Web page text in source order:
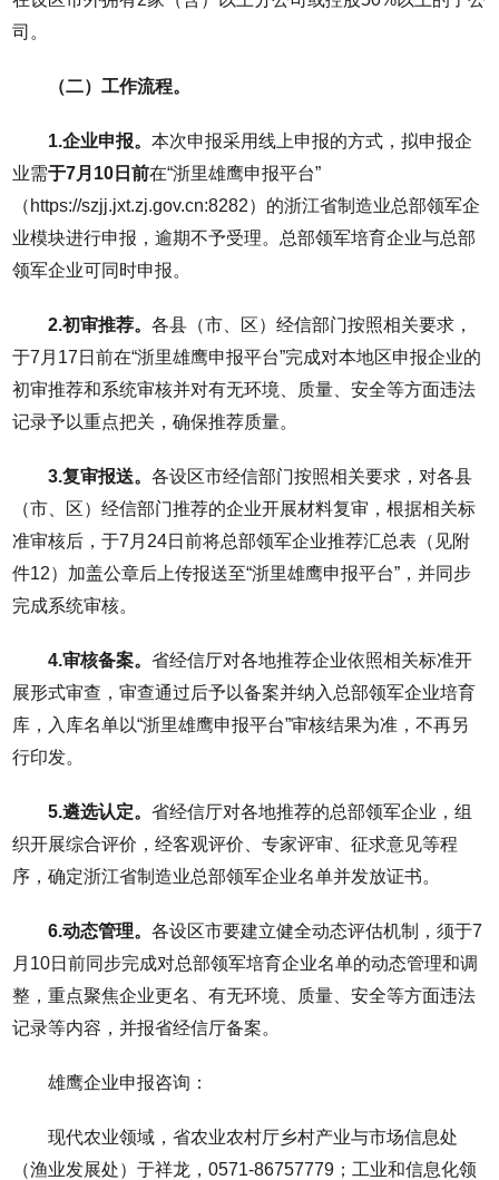
司。
（二）工作流程。
1.企业申报。本次申报采用线上申报的方式，拟申报企
业需于7月10日前在“浙里雄鹰申报平台”
（https://szjj.jxt.zj.gov.cn:8282）的浙江省制造业总部领军企
业模块进行申报，逾期不予受理。总部领军培育企业与总部
领军企业可同时申报。
2.初审推荐。各县（市、区）经信部门按照相关要求，
于7月17日前在“浙里雄鹰申报平台”完成对本地区申报企业的
初审推荐和系统审核并对有无环境、质量、安全等方面违法
记录予以重点把关，确保推荐质量。
3.复审报送。各设区市经信部门按照相关要求，对各县
（市、区）经信部门推荐的企业开展材料复审，根据相关标
准审核后，于7月24日前将总部领军企业推荐汇总表（见附
件12）加盖公章后上传报送至“浙里雄鹰申报平台”，并同步
完成系统审核。
4.审核备案。省经信厅对各地推荐企业依照相关标准开
展形式审查，审查通过后予以备案并纳入总部领军企业培育
库，入库名单以“浙里雄鹰申报平台”审核结果为准，不再另
行印发。
5.遴选认定。省经信厅对各地推荐的总部领军企业，组
织开展综合评价，经客观评价、专家评审、征求意见等程
序，确定浙江省制造业总部领军企业名单并发放证书。
6.动态管理。各设区市要建立健全动态评估机制，须于7
月10日前同步完成对总部领军培育企业名单的动态管理和调
整，重点聚焦企业更名、有无环境、质量、安全等方面违法
记录等内容，并报省经信厅备案。
雄鹰企业申报咨询：
现代农业领域，省农业农村厅乡村产业与市场信息处
（渔业发展处）于祥龙，0571-86757779；工业和信息化领